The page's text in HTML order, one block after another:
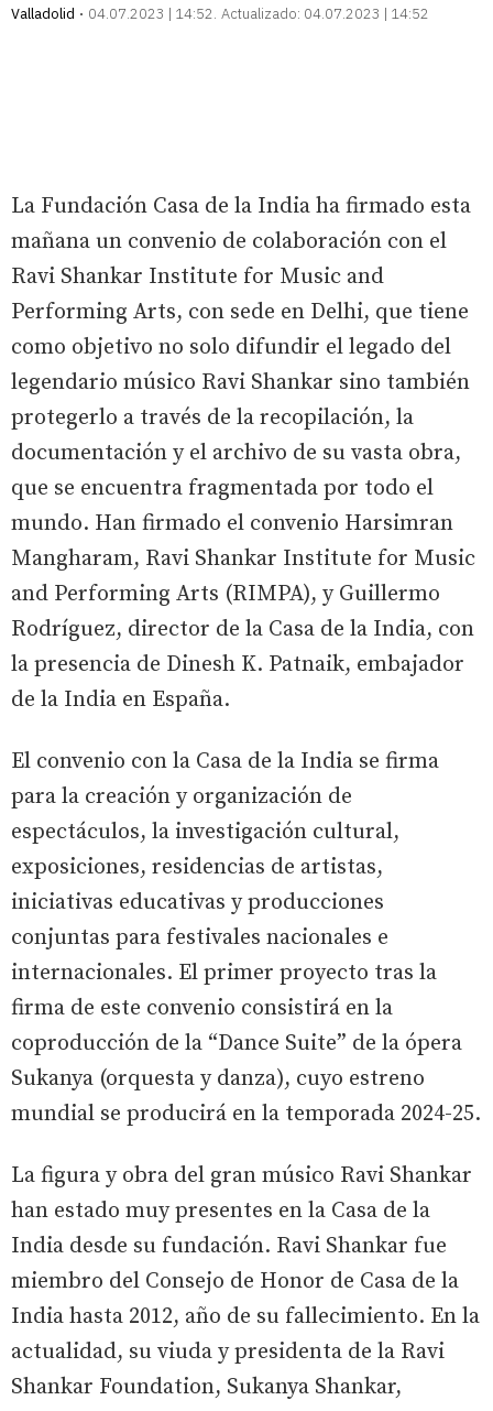
Valladolid
04.07.2023 | 14:52 Actualizado: 04.07.2023 | 14:52
La Fundación Casa de la India ha firmado esta
mañana un convenio de colaboración con el
Ravi Shankar Institute for Music and
Performing Arts, con sede en Delhi, que tiene
como objetivo no solo difundir el legado del
legendario músico Ravi Shankar sino también
protegerlo a través de la recopilación, la
documentación y el archivo de su vasta obra,
que se encuentra fragmentada por todo el
mundo. Han firmado el convenio Harsimran
Mangharam, Ravi Shankar Institute for Music
and Performing Arts (RIMPA), y Guillermo
Rodríguez, director de la Casa de la India, con
la presencia de Dinesh K. Patnaik, embajador
de la India en España.
El convenio con la Casa de la India se firma
para la creación y organización de
espectáculos, la investigación cultural,
exposiciones, residencias de artistas,
iniciativas educativas y producciones
conjuntas para festivales nacionales e
internacionales. El primer proyecto tras la
firma de este convenio consistirá en la
coproducción de la “Dance Suite” de la ópera
Sukanya (orquesta y danza), cuyo estreno
mundial se producirá en la temporada 2024-25.
La figura y obra del gran músico Ravi Shankar
han estado muy presentes en la Casa de la
India desde su fundación. Ravi Shankar fue
miembro del Consejo de Honor de Casa de la
India hasta 2012, año de su fallecimiento. En la
actualidad, su viuda y presidenta de la Ravi
Shankar Foundation, Sukanya Shankar,